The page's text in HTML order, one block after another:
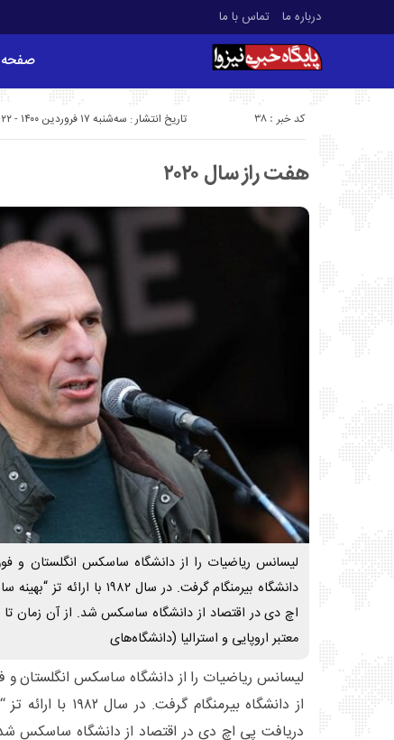
درباره ما تماس با ما
تاریخ انتشار : سه‌شنبه ۱۷ فروردین ۱۴۰۰ - ۹:۲۲ کد خبر : 38
هفت راز سال ۲۰۲۰
لیسانس ریاضیات را از دانشگاه ساسکس انگلستان و
دانشگاه بیرمنگام گرفت. در
اچ دی در اقتصاد از دانشگاه ساسکس شد. از آن زمان تا
معتبر اروپایی و استرالیا (دانشگاه‌های
لیسانس ریاضیات را از دانشگاه ساسکس انگلستان و
از دانشگاه
دریافت پی اچ دی در اقتصاد از دانشگاه ساسکس شد.